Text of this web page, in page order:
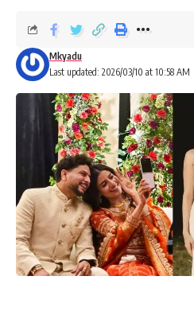
Last updated: 2026/03/10 at 10:58 AM
Mkyadu